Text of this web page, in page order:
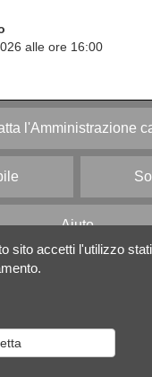
sito accetti l'utilizzo
alle ore 16:00
l'Amministrazione
Aiuto
desktop